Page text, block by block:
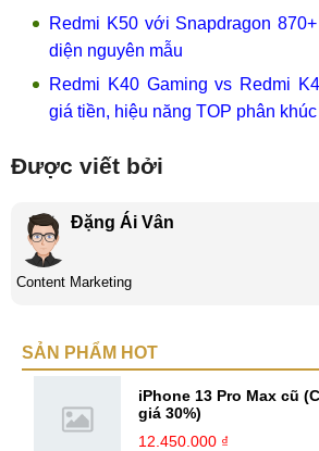
Redmi K50 với Snapdragon
diện nguyên mẫu
Redmi K40 Gaming vs Redmi
giá tiền, hiệu năng TOP phân khúc
Được viết bởi
Đặng Ái Vân
Content Marketing
SẢN PHẨM HOT
iPhone 13 Pro Max cũ
giá 30%)
12.450.000 ₫